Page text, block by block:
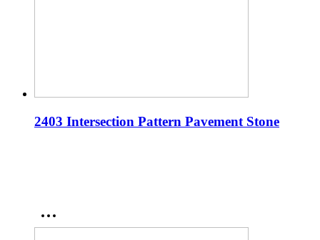
2403 Intersection Pattern Pavement Stone